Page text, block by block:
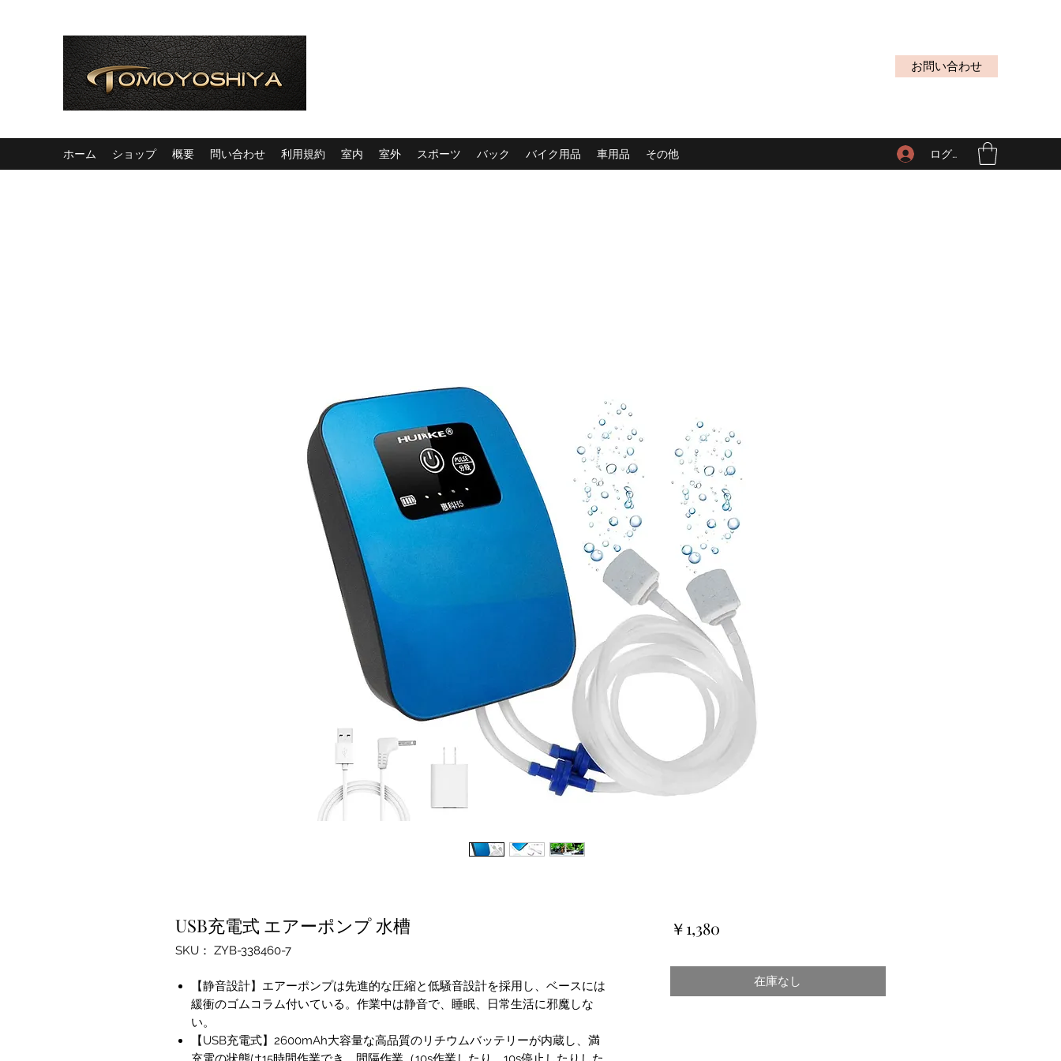
お問い合わせ
ホーム ショップ 概要 問い合わせ 利用規約 室内 室外 スポーツ バック バイク用品 車用品 その他 ログイン
USB充電式 エアーポンプ 水槽
SKU： ZYB-338460-7
【静音設計】エアーポンプは先進的な圧縮と低騒音設計を採用し、ベースには
緩衝のゴムコラム付いている。作業中は静音で、睡眠、日常生活に邪魔しな
い。
【USB充電式】2600mAh大容量な高品質のリチウムバッテリーが内蔵し、満
￥1,380価
在庫なし